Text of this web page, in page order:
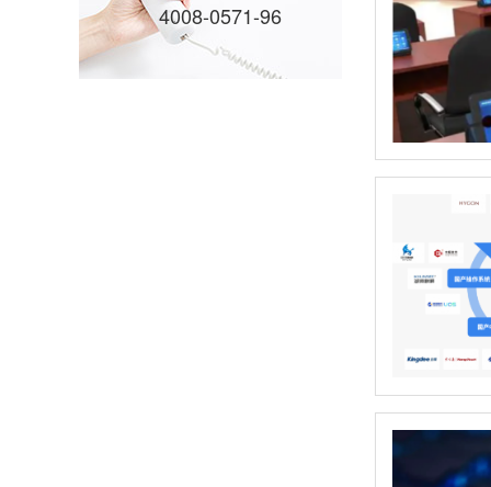
4008-0571-96